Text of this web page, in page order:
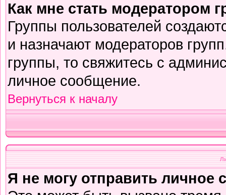
Как мне стать модератором
Группы пользователей
и назначают модераторов
группы, то свяжитесь с
личное сообщение.
Вернуться к началу
Я не могу отправить личное